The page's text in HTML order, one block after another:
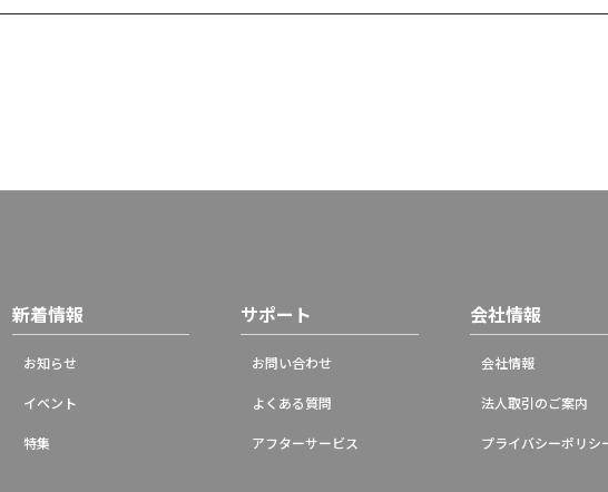
新着情報
お知らせ
イベント
特集
サポート
お問い合わせ
よくある質問
アフターサービス
会社情報
会社情報
法人取引のご案内
プライバシーポリシ